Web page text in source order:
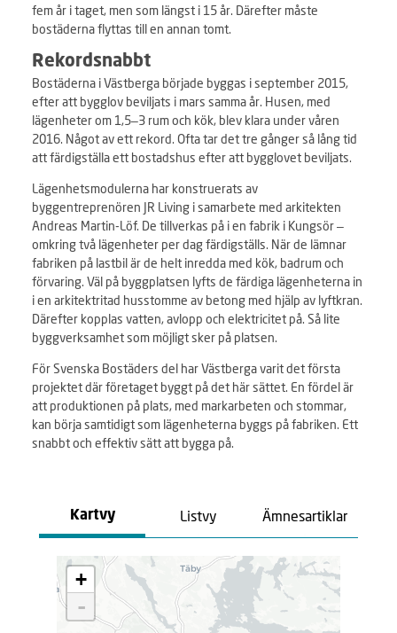
fem år i taget, men som längst i 15 år. Därefter måste
bostäderna flyttas till en annan tomt.
Rekordsnabbt
Bostäderna i Västberga började byggas i september 2015,
efter att bygglov beviljats i mars samma år. Husen, med
lägenheter om 1,5–3 rum och kök, blev klara under våren
2016. Något av ett rekord. Ofta tar det tre gånger så lång tid
att färdigställa ett bostadshus efter att bygglovet beviljats.
Lägenhetsmodulerna har konstruerats av
byggentreprenören JR Living i samarbete med arkitekten
Andreas Martin-Löf. De tillverkas på i en fabrik i Kungsör –
omkring två lägenheter per dag färdigställs. När de lämnar
fabriken på lastbil är de helt inredda med kök, badrum och
förvaring. Väl på byggplatsen lyfts de färdiga lägenheterna in
i en arkitektritad husstomme av betong med hjälp av lyftkran.
Därefter kopplas vatten, avlopp och elektricitet på. Så lite
byggverksamhet som möjligt sker på platsen.
För Svenska Bostäders del har Västberga varit det första
projektet där företaget byggt på det här sättet. En fördel är
att produktionen på plats, med markarbeten och stommar,
kan börja samtidigt som lägenheterna byggs på fabriken. Ett
snabbt och effektiv sätt att bygga på.
Kartvy Listvy Ämnesartiklar
a
+
-